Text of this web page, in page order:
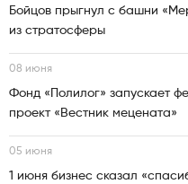
Бойцов прыгнул с башни
из стратосферы
08 июня
Фонд «Полилог» запускает
проект «Вестник мецената»
05 июня
1 июня бизнес сказал